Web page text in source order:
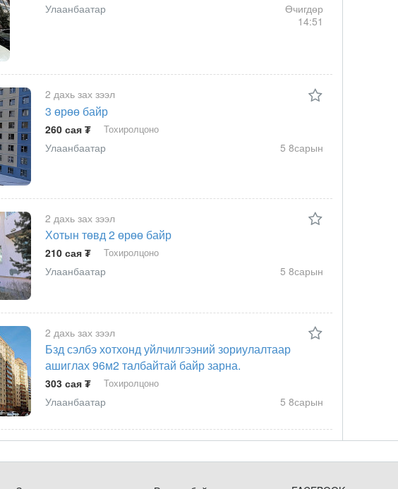
Улаанбаатар
Өчигдөр
14:51
2 дахь зах зээл
3 өрөө байр
260 сая ₮ Тохиролцоно
Улаанбаатар 5 8сарын
2 дахь зах зээл
Хотын төвд 2 өрөө байр
210 сая ₮ Тохиролцоно
Улаанбаатар 5 8сарын
2 дахь зах зээл
Бзд сэлбэ хотхонд уйлчилгээний зориулалтаар
ашиглах 96м2 талбайтай байр зарна.
303 сая ₮ Тохиролцоно
Улаанбаатар 5 8сарын